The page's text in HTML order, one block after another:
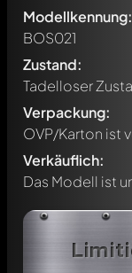
Modellkennung:
BOS021
Zustand:
Tadelloser
Verpackung:
OVP/Karton ist
Verkäuflich:
Das Modell ist